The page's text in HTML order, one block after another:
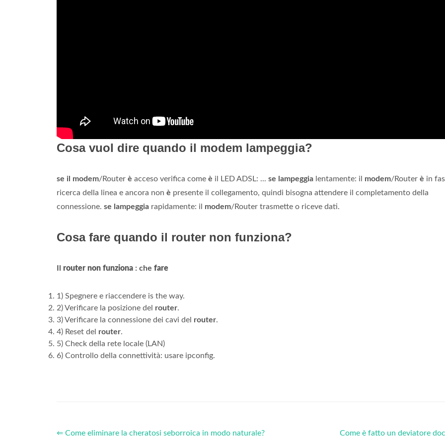
Cosa vuol dire quando il modem lampeggia?
se il modem/Router è acceso verifica come è il LED ADSL: ... se lampeggia lentamente: il modem/Router è in
ricerca della linea e ancora non è presente il collegamento, quindi bisogna attendere il completamento della
connessione. se lampeggia rapidamente: il modem/Router trasmette o riceve dati.
Cosa fare quando il router non funziona?
router non funziona : che fare
1) Spegnere e riaccendere is the way.
2) Verificare la posizione del router.
3) Verificare la connessione dei cavi del router.
4) Reset del router.
5) Check della rete locale (LAN)
6) Controllo della connettività: usare ipconfig.
⇐ Come eliminare la cheratosi seborroica in modo naturale? Come è fatto un deviatore